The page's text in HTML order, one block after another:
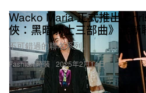
Fashion 時裝
Wacko Maria 正式推出
俠：黑暗騎士三部曲》最新
不可錯過的聯名系列。
2025年2月14日